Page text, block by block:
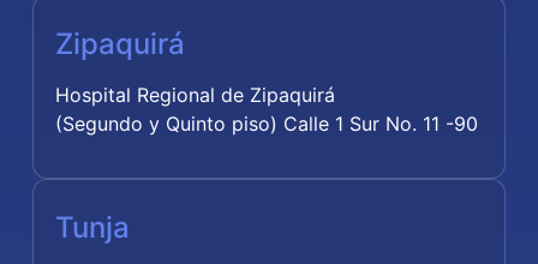
Zipaquirá
Hospital Regional de Zipaquirá
(Segundo y Quinto piso) Calle 1 Sur No. 11 -90
Tunja